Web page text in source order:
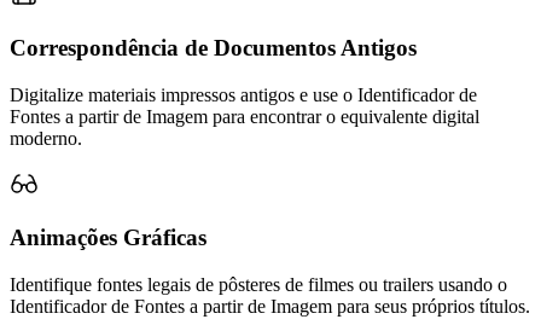
Correspondência de Documentos Antigos
Digitalize materiais impressos antigos e use o Identificador de
Fontes a partir de Imagem para encontrar o equivalente digital
moderno.
Animações Gráficas
Identifique fontes legais de pôsteres de filmes ou trailers usando o
Identificador de Fontes a partir de Imagem para seus próprios títulos.